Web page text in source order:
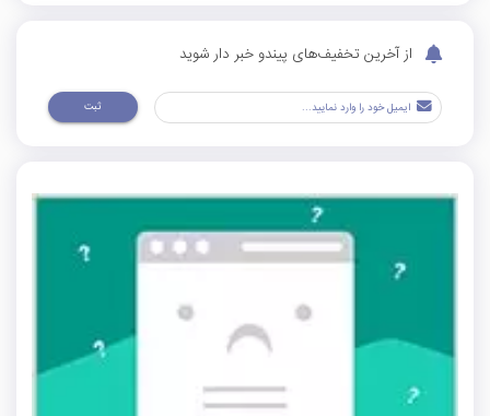
از آخرین تخفیف‌های پیندو خبر دار شوید
ثبت